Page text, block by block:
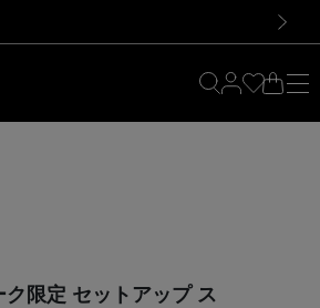
限定 セットアップ ス